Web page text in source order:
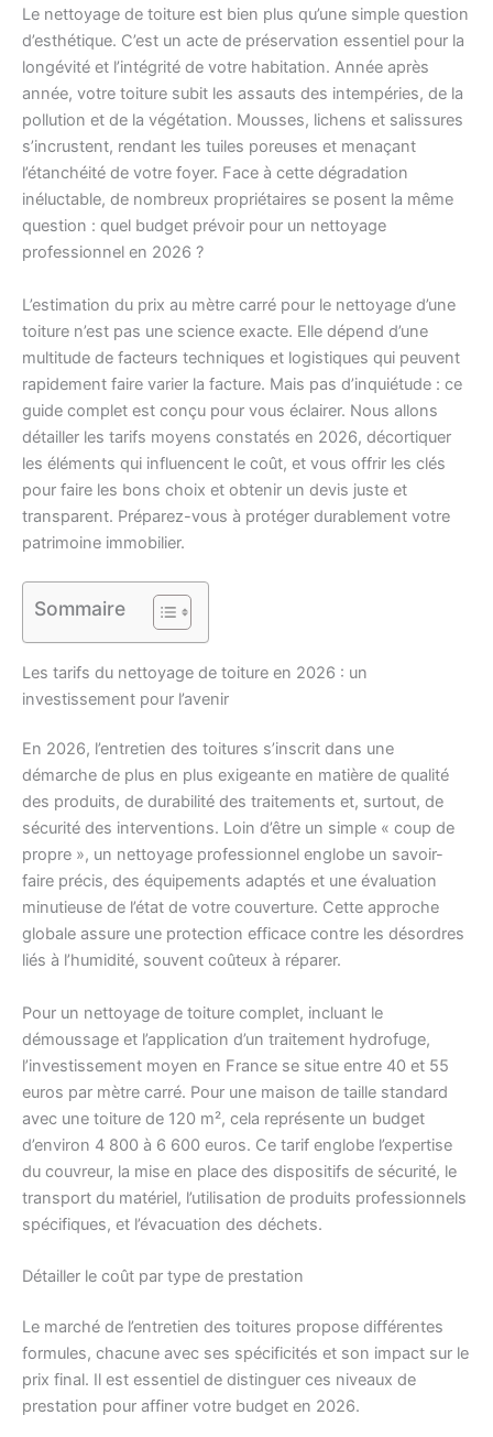
Le nettoyage de toiture est bien plus qu’une simple question
d’esthétique. C’est un acte de préservation essentiel pour la
longévité et l’intégrité de votre habitation. Année après
année, votre toiture subit les assauts des intempéries, de la
pollution et de la végétation. Mousses, lichens et salissures
s’incrustent, rendant les tuiles poreuses et menaçant
l’étanchéité de votre foyer. Face à cette dégradation
inéluctable, de nombreux propriétaires se posent la même
question : quel budget prévoir pour un nettoyage
professionnel en 2026 ?
L’estimation du prix au mètre carré pour le nettoyage d’une
toiture n’est pas une science exacte. Elle dépend d’une
multitude de facteurs techniques et logistiques qui peuvent
rapidement faire varier la facture. Mais pas d’inquiétude : ce
guide complet est conçu pour vous éclairer. Nous allons
détailler les tarifs moyens constatés en 2026, décortiquer
les éléments qui influencent le coût, et vous offrir les clés
pour faire les bons choix et obtenir un devis juste et
transparent. Préparez-vous à protéger durablement votre
patrimoine immobilier.
Sommaire
Les tarifs du nettoyage de toiture en 2026 : un
investissement pour l’avenir
En 2026, l’entretien des toitures s’inscrit dans une
démarche de plus en plus exigeante en matière de qualité
des produits, de durabilité des traitements et, surtout, de
sécurité des interventions. Loin d’être un simple « coup de
propre », un nettoyage professionnel englobe un savoir-
faire précis, des équipements adaptés et une évaluation
minutieuse de l’état de votre couverture. Cette approche
globale assure une protection efficace contre les désordres
liés à l’humidité, souvent coûteux à réparer.
Pour un nettoyage de toiture complet, incluant le
démoussage et l’application d’un traitement hydrofuge,
l’investissement moyen en France se situe entre 40 et 55
euros par mètre carré. Pour une maison de taille standard
avec une toiture de 120 m², cela représente un budget
d’environ 4 800 à 6 600 euros. Ce tarif englobe l’expertise
du couvreur, la mise en place des dispositifs de sécurité, le
transport du matériel, l’utilisation de produits professionnels
spécifiques, et l’évacuation des déchets.
Détailler le coût par type de prestation
Le marché de l’entretien des toitures propose différentes
formules, chacune avec ses spécificités et son impact sur le
prix final. Il est essentiel de distinguer ces niveaux de
prestation pour affiner votre budget en 2026.